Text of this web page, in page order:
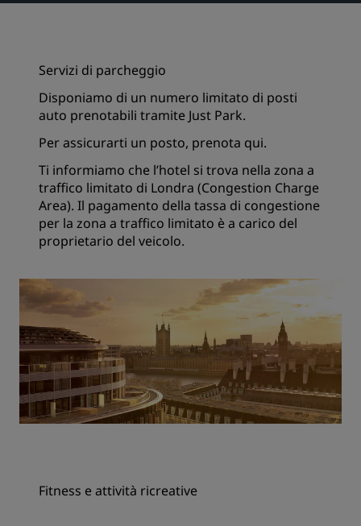
Servizi di parcheggio
Disponiamo di un numero limitato di posti
auto prenotabili tramite Just Park.
Per assicurarti un posto, prenota qui.
Ti informiamo che l’hotel si trova nella zona a
traffico limitato di Londra (Congestion Charge
Area). Il pagamento della tassa di congestione
per la zona a traffico limitato è a carico del
proprietario del veicolo.
Fitness e attività ricreative